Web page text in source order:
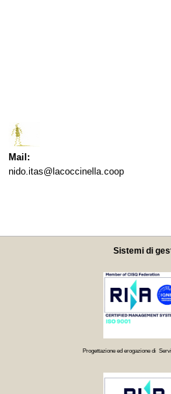
Mail:
nido.itas@lacoccinella.coop
Sistemi di
Progettazione ed erogazione di